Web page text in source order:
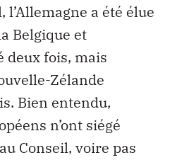
l’Allemagne a été élue
Belgique et
deux fois, mais
Zélande
Bien entendu,
n’ont siégé
Conseil, voire pas